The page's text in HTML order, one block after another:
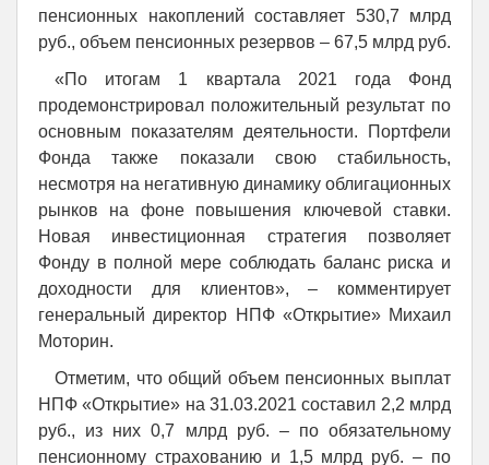
пенсионных накоплений составляет 530,7 млрд
руб., объем пенсионных резервов – 67,5 млрд руб.
«По итогам 1 квартала 2021 года Фонд
продемонстрировал положительный результат по
основным показателям деятельности. Портфели
Фонда также показали свою стабильность,
несмотря на негативную динамику облигационных
рынков на фоне повышения ключевой ставки.
Новая инвестиционная стратегия позволяет
Фонду в полной мере соблюдать баланс риска и
доходности для клиентов», – комментирует
генеральный директор НПФ «Открытие» Михаил
Моторин.
Отметим, что общий объем пенсионных выплат
НПФ «Открытие» на 31.03.2021 составил 2,2 млрд
руб., из них 0,7 млрд руб. – по обязательному
пенсионному страхованию и 1,5 млрд руб. – по